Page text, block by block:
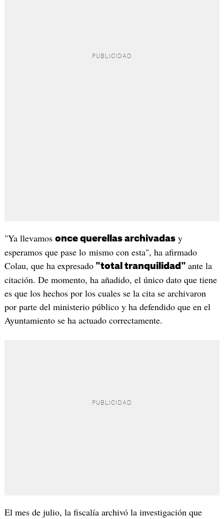
"Ya llevamos once querellas archivadasy
esperamos que pase lo mismo con esta", ha afirmado
Colau, que ha expresado"total tranquilidad" ante la
citación. De momento, ha añadido, el único dato que tiene
es que los hechos por los cuales se la cita se archivaron
por parte del ministerio público y ha defendido que en el
Ayuntamiento se ha actuado correctamente.
El mes de julio, la fiscalía archivó la investigación que